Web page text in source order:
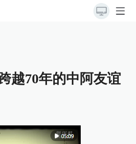
70年的中阿友谊